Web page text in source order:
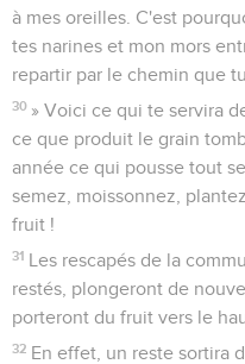
à mes oreilles. C'est
tes narines et mon mors
repartir par le chemin que tu
30 » Voici ce qui te servira
ce que produit le grain
année ce qui pousse tout
semez, moissonnez,
fruit !
31 Les rescapés de la
restés, plongeront de
porteront du fruit vers le
32 En effet, un reste sortira